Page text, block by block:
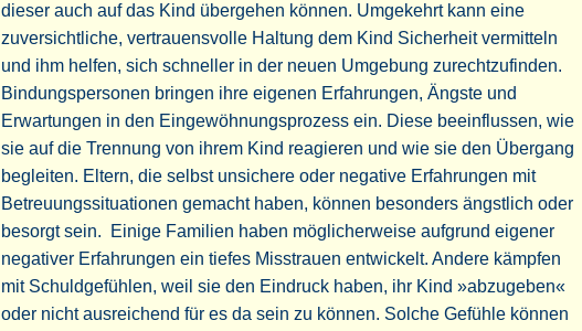
dieser auch auf das Kind übergehen können. Umgekehrt kann eine
zuversichtliche, vertrauensvolle Haltung dem Kind Sicherheit vermitteln
und ihm helfen, sich schneller in der neuen Umgebung zurechtzufinden.
Bindungspersonen bringen ihre eigenen Erfahrungen, Ängste und
Erwartungen in den Eingewöhnungsprozess ein. Diese beeinflussen, wie
sie auf die Trennung von ihrem Kind reagieren und wie sie den Übergang
begleiten. Eltern, die selbst unsichere oder negative Erfahrungen mit
Betreuungssituationen gemacht haben, können besonders ängstlich oder
besorgt sein. Einige Familien haben möglicherweise aufgrund eigener
negativer Erfahrungen ein tiefes Misstrauen entwickelt. Andere kämpfen
mit Schuldgefühlen, weil sie den Eindruck haben, ihr Kind »abzugeben«
oder nicht ausreichend für es da sein zu können. Solche Gefühle können